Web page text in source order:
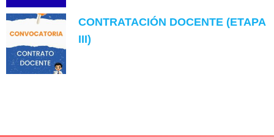
CONTRATACIÓN DOCENTE (ETAPA
III)